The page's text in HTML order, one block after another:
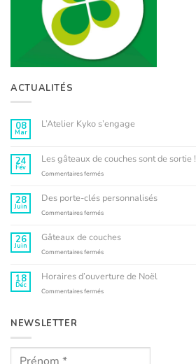
ACTUALITÉS
08
Mar
L’Atelier Kyko s’engage
L’Atelier
Kyko
s’engage
24
Fév
Les gâteaux de couches sont de sortie !
Commentaires ferméssur
de
couches
sortie
!
28
Juin
Des porte-clés personnalisés
Commentaires ferméssur
clés
personnalisés
26
Juin
Gâteaux de couches
Commentaires ferméssur
couches
18
Déc
Horaires d’ouverture de Noël
Commentaires ferméssur
NEWSLETTER